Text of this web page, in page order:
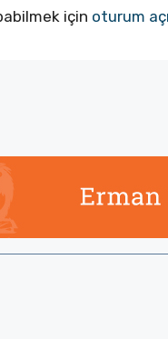
için oturum